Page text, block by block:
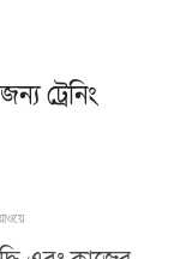
ট্রেনিং